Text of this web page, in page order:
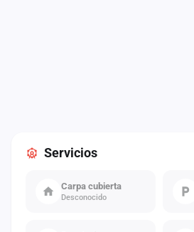
Servicios
Carpa cubierta
Desconocido